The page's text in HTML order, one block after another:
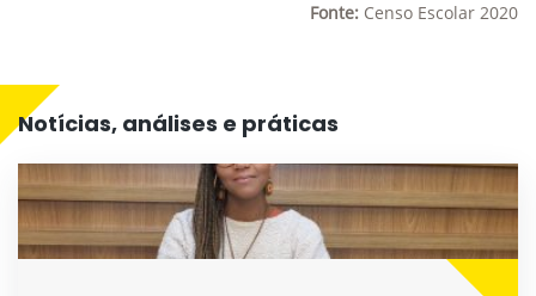
Fonte: Censo Escolar 2020
Notícias, análises e práticas